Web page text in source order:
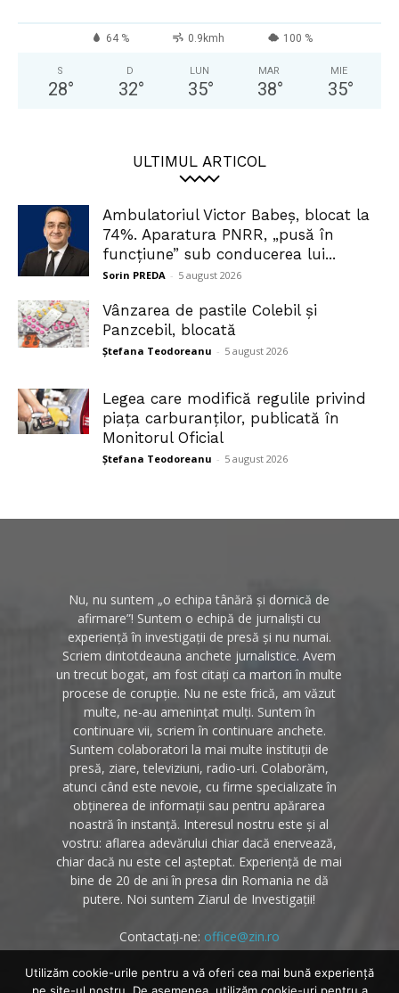
64 % 0.9kmh 100 %
S
28°
D
32°
LUN
35°
MAR
38°
MIE
35°
ULTIMUL ARTICOL
Ambulatoriul Victor Babeș, blocat la
74%. Aparatura PNRR, „pusă în
funcțiune” sub conducerea lui...
Sorin PREDA - 5 august 2026
Vânzarea de pastile Colebil și
Panzcebil, blocată
Ștefana Teodoreanu - 5 august 2026
Legea care modifică regulile privind
piața carburanților, publicată în
Monitorul Oficial
Ștefana Teodoreanu - 5 august 2026
Nu, nu suntem „o echipa tânără și dornică de
afirmare”! Suntem o echipă de jurnaliști cu
experiență în investigații de presă și nu numai.
Scriem dintotdeauna anchete jurnalistice. Avem
un trecut bogat, am fost citați ca martori în multe
procese de corupție. Nu ne este frică, am văzut
multe, ne-au amenințat mulți. Suntem în
continuare vii, scriem în continuare anchete.
Suntem colaboratori la mai multe instituții de
presă, ziare, televiziuni, radio-uri. Colaborăm,
atunci când este nevoie, cu firme specializate în
obținerea de informații sau pentru apărarea
noastră în instanță. Interesul nostru este și al
vostru: aflarea adevărului chiar dacă enervează,
chiar dacă nu este cel așteptat. Experiență de mai
bine de 20 de ani în presa din Romania ne dă
putere. Noi suntem Ziarul de Investigații!
Contactați-ne: office@zin.ro
Utilizăm cookie-urile pentru a vă oferi cea mai bună experiență